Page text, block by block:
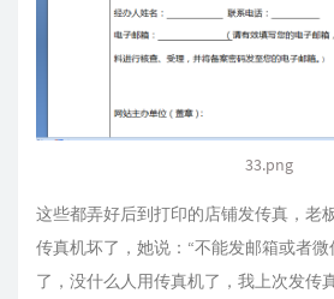
33.png
这些都弄好后到打印的店铺发传真，老
传真机坏了，她说：“不能发邮箱或者
了，没什么人用传真机了，我上次发